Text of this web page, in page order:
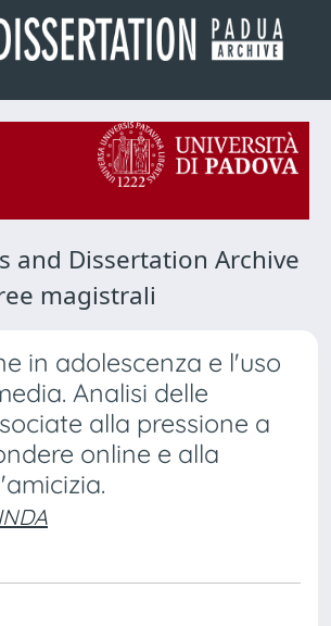
and Dissertation Archive
magistrali
in adolescenza e l'uso
Analisi delle
alla pressione a
online e alla